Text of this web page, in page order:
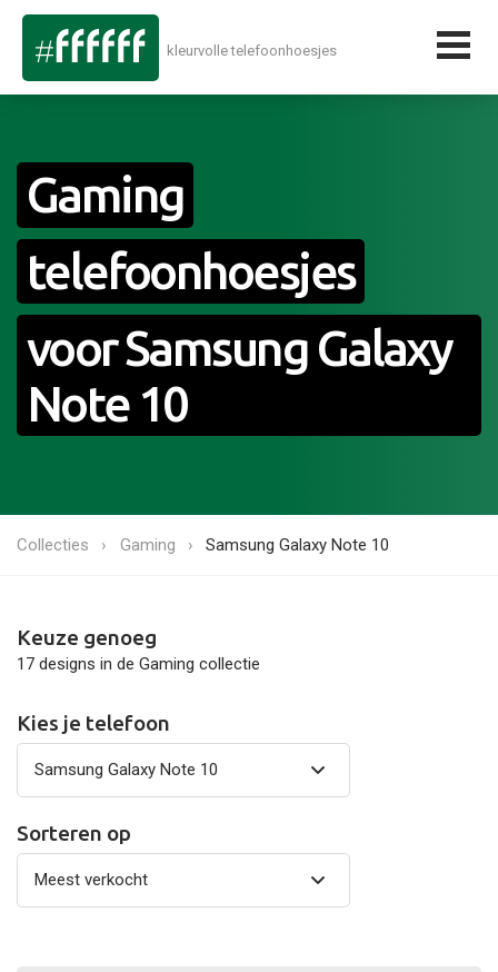
kleurvolle telefoonhoesjes
Gaming
telefoonhoesjes
voor Samsung Galaxy
Note 10
Collecties Gaming Samsung Galaxy Note 10
Keuze genoeg
17 designs in de Gaming collectie
Kies je telefoon
Sorteren op